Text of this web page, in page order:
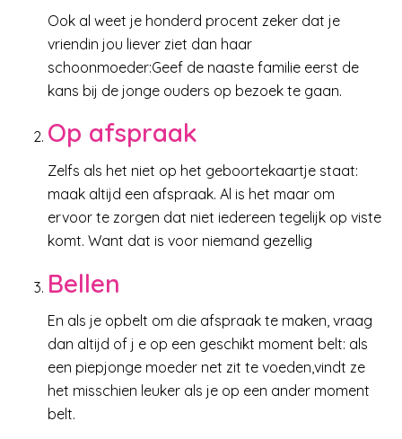
Ook al weet je honderd procent zeker dat je
vriendin jou liever ziet dan haar
schoonmoeder:Geef de naaste familie eerst de
kans bij de jonge ouders op bezoek te gaan.
Op afspraak
Zelfs als het niet op het geboortekaartje staat:
maak altijd een afspraak. Al is het maar om
ervoor te zorgen dat niet iedereen tegelijk op viste
komt. Want dat is voor niemand gezellig
Bellen
En als je opbelt om die afspraak te maken, vraag
dan altijd of j e op een geschikt moment belt: als
een piepjonge moeder net zit te voeden,vindt ze
het misschien leuker als je op een ander moment
belt.